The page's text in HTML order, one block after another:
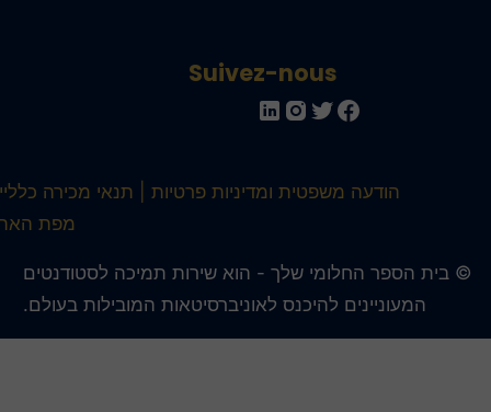
Suivez-nous
הודעה משפטית ומדיניות פרטיות
תנאי מכירה כלליים
מפת האתר
בית הספר החלומי שלך - הוא שירות תמיכה לסטודנטים
המעוניינים להיכנס לאוניברסיטאות המובילות בעולם.